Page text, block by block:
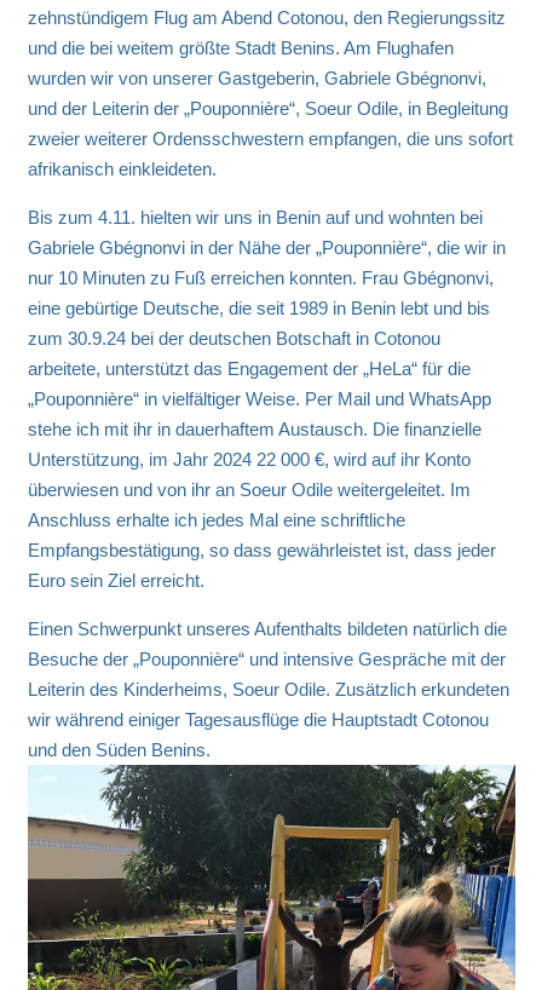
zehnstündigem Flug am Abend Cotonou, den Regierungssitz
und die bei weitem größte Stadt Benins. Am Flughafen
wurden wir von unserer Gastgeberin, Gabriele Gbégnonvi,
und der Leiterin der „Pouponnière“, Soeur Odile, in Begleitung
zweier weiterer Ordensschwestern empfangen, die uns sofort
afrikanisch einkleideten.
Bis zum 4.11. hielten wir uns in Benin auf und wohnten bei
Gabriele Gbégnonvi in der Nähe der „Pouponnière“, die wir in
nur 10 Minuten zu Fuß erreichen konnten. Frau Gbégnonvi,
eine gebürtige Deutsche, die seit 1989 in Benin lebt und bis
zum 30.9.24 bei der deutschen Botschaft in Cotonou
arbeitete, unterstützt das Engagement der „HeLa“ für die
„Pouponnière“ in vielfältiger Weise. Per Mail und WhatsApp
stehe ich mit ihr in dauerhaftem Austausch. Die finanzielle
Unterstützung, im Jahr 2024 22 000 €, wird auf ihr Konto
überwiesen und von ihr an Soeur Odile weitergeleitet. Im
Anschluss erhalte ich jedes Mal eine schriftliche
Empfangsbestätigung, so dass gewährleistet ist, dass jeder
Euro sein Ziel erreicht.
Einen Schwerpunkt unseres Aufenthalts bildeten natürlich die
Besuche der „Pouponnière“ und intensive Gespräche mit der
Leiterin des Kinderheims, Soeur Odile. Zusätzlich erkundeten
wir während einiger Tagesausflüge die Hauptstadt Cotonou
und den Süden Benins.